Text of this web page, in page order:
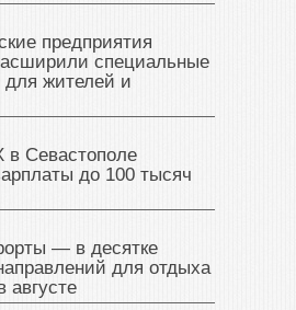
предприятия
специальные
для жителей и
Севастополе
до 100 тысяч
— в десятке
для отдыха
августе